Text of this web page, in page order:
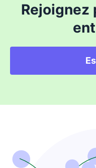
Rejoignez